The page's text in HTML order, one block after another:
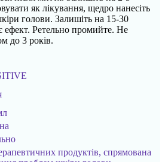
як лікування, щедро нанесіть
голови. Залишіть на 15-30
ефект. Ретельно промийте. Не
до 3 років.
продуктів, спрямована